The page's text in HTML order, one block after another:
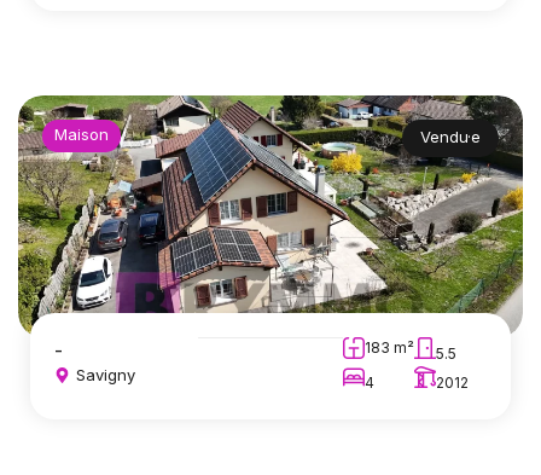
Maison Vendu·e
-
Savigny
183 m²
5.5
4
2012